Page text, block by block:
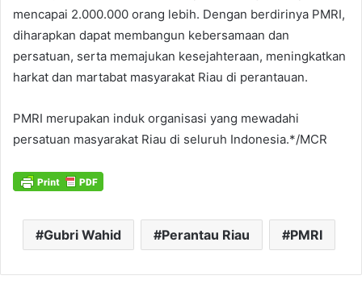
mencapai 2.000.000 orang lebih. Dengan berdirinya PMRI,
diharapkan dapat membangun kebersamaan dan
persatuan, serta memajukan kesejahteraan, meningkatkan
harkat dan martabat masyarakat Riau di perantauan.
PMRI merupakan induk organisasi yang mewadahi
persatuan masyarakat Riau di seluruh Indonesia.*/MCR
Gubri Wahid Perantau Riau PMRI